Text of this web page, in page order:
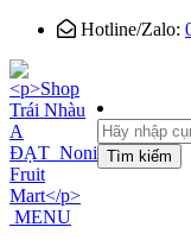
Hotline/Zalo:
Tìm kiếm
MENU